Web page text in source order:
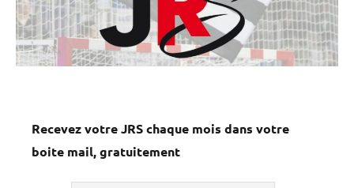
Recevez votre JRS chaque mois dans votre
boite mail, gratuitement